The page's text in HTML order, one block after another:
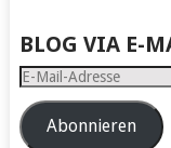
BLOG VIA E-
E-
Mail-
AdresseAbonnieren